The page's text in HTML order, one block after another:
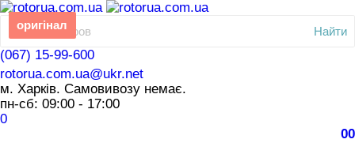
Найти
(067) 15-99-600
rotorua.com.ua@ukr.net
м. Харків. Самовивозу немає.
пн-сб: 09:00 - 17:00
0
00
оригінал